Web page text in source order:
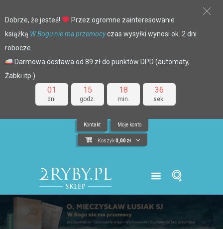
01
dni
15
godz.
18
min.
36
sek.
Dobrze, że jesteś!
Przez ogromne zainteresowanie
książką W Bogu nie ma przemocyczas wysyłki wynosi ok. 2 dni
robocze.
Darmowa dostawa od 89 zł do punktów DPD (automaty,
Żabki itp.)
Kontakt Moje konto
Koszyk 0,00 zł